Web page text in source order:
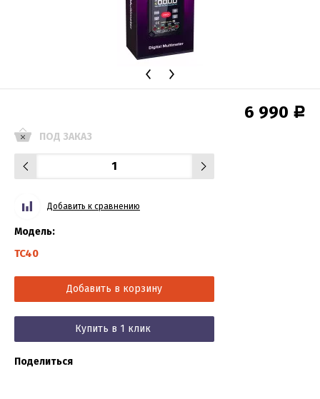
6 990 Р
ПОД ЗАКАЗ
Добавить к сравнению
Модель:
TC40
Добавить в корзину
Купить в 1 клик
Поделиться